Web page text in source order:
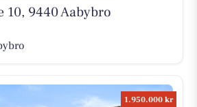
10, 9440 Aabybro
1.950.000 kr